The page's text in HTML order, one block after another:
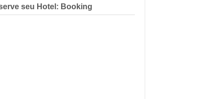
seu Hotel: Booking